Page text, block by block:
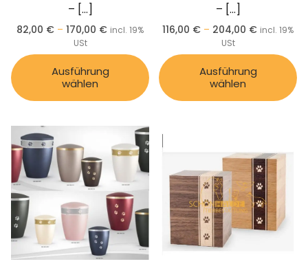
– […]
82,00 € – 170,00 € incl. 19%
USt
Ausführung
wählen
– […]
116,00 € – 204,00 € incl. 19%
USt
Ausführung
wählen